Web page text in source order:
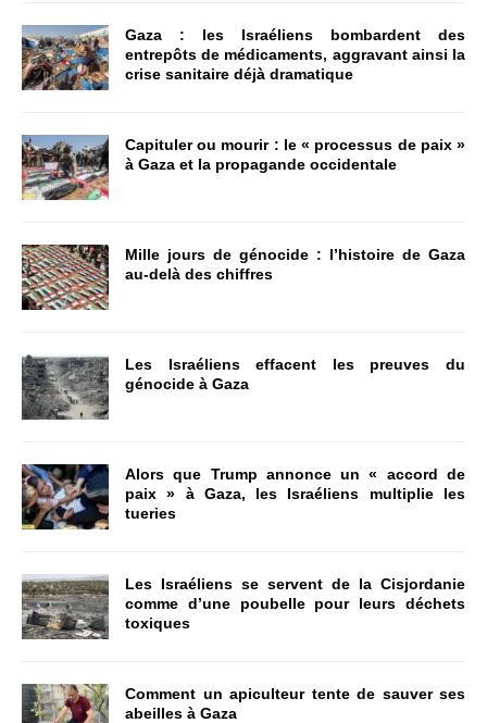
Gaza : les Israéliens bombardent des
entrepôts de médicaments, aggravant ainsi la
crise sanitaire déjà dramatique
Capituler ou mourir : le « processus de paix »
à Gaza et la propagande occidentale
Mille jours de génocide : l’histoire de Gaza
au-delà des chiffres
Les Israéliens effacent les preuves du
génocide à Gaza
Alors que Trump annonce un « accord de
paix » à Gaza, les Israéliens multiplie les
tueries
Les Israéliens se servent de la Cisjordanie
comme d’une poubelle pour leurs déchets
toxiques
Comment un apiculteur tente de sauver ses
abeilles à Gaza